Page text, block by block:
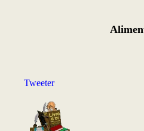
Tweeter